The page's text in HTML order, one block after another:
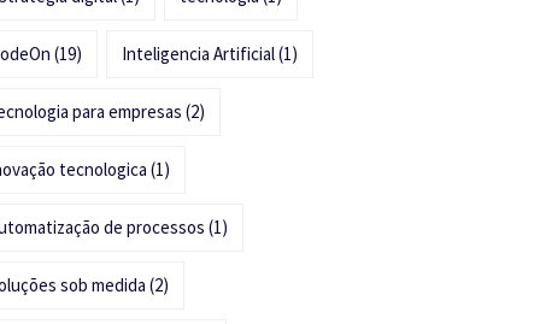
(19) Inteligencia Artificial(1)
para empresas (2)
tecnologica (1)
de processos (1)
sob medida (2)